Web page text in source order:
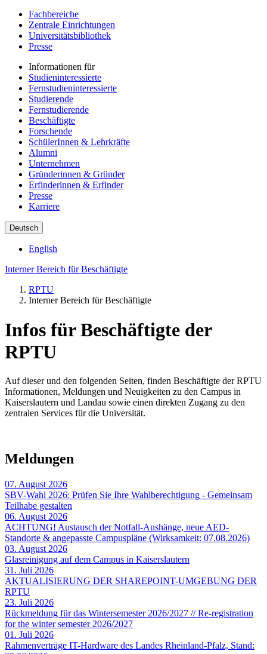
Fachbereiche
Zentrale Einrichtungen
Universitätsbibliothek
Presse
Informationen für
Studieninteressierte
Fernstudieninteressierte
Studierende
Fernstudierende
Beschäftigte
Forschende
SchülerInnen & Lehrkräfte
Alumni
Unternehmen
Gründerinnen & Gründer
Erfinderinnen & Erfinder
Presse
Karriere
Deutsch
English
Interner Bereich für Beschäftigte
RPTU
Interner Bereich für Beschäftigte
Infos für Beschäftigte der
RPTU
Auf dieser und den folgenden Seiten, finden Beschäftigte der RPTU
Informationen, Meldungen und Neuigkeiten zu den Campus in
Kaiserslautern und Landau sowie einen direkten Zugang zu den
zentralen Services für die Universität.
Meldungen
07. August 2026
SBV-Wahl 2026: Prüfen Sie Ihre Wahlberechtigung - Gemeinsam
Teilhabe gestalten
06. August 2026
ACHTUNG! Austausch der Notfall-Aushänge, neue AED-
Standorte & angepasste Campuspläne (Wirksamkeit: 07.08.2026)
03. August 2026
Glasreinigung auf dem Campus in Kaiserslautern
31. Juli 2026
AKTUALISIERUNG DER SHAREPOINT-UMGEBUNG DER
RPTU
23. Juli 2026
Rückmeldung für das Wintersemester 2026/2027 // Re-registration
for the winter semester 2026/2027
01. Juli 2026
Rahmenverträge IT-Hardware des Landes Rheinland-Pfalz, Stand: